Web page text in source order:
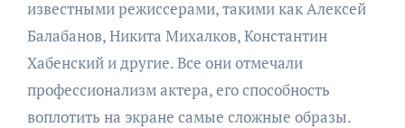
известными режиссерами, такими как Алексей
Балабанов, Никита Михалков, Константин
Хабенский и другие. Все они отмечали
профессионализм актера, его способность
воплотить на экране самые сложные образы.